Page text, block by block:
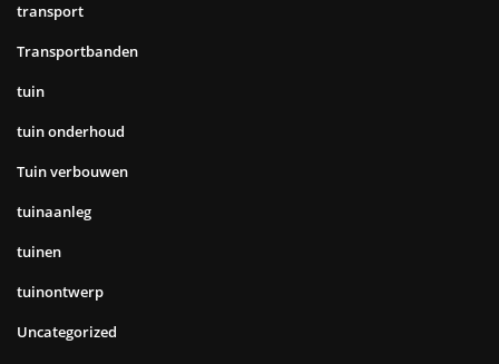
transport
Transportbanden
tuin
tuin onderhoud
Tuin verbouwen
tuinaanleg
tuinen
tuinontwerp
Uncategorized